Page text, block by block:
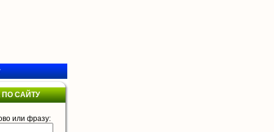
САЙТУ
или фразу: